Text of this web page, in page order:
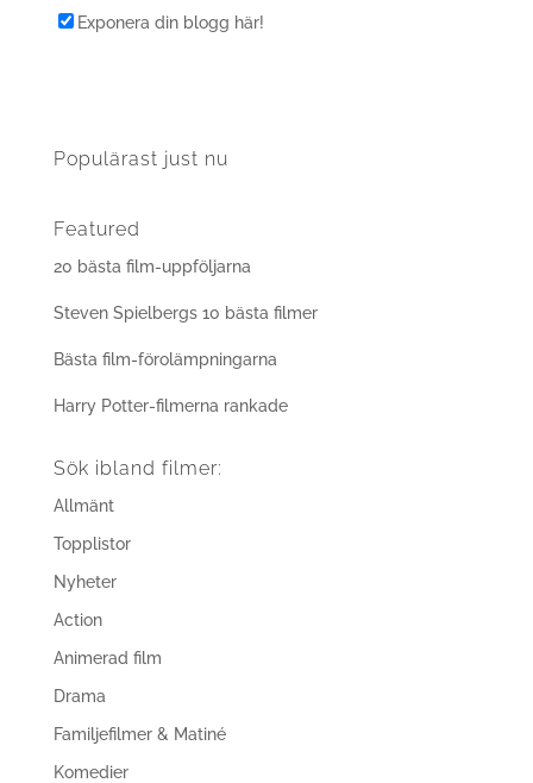
Exponera din blogg här!
Populärast just nu
Featured
20 bästa film-uppföljarna
Steven Spielbergs 10 bästa filmer
Bästa film-förolämpningarna
Harry Potter-filmerna rankade
Sök ibland filmer:
Allmänt
Topplistor
Nyheter
Action
Animerad film
Drama
Familjefilmer & Matiné
Komedier